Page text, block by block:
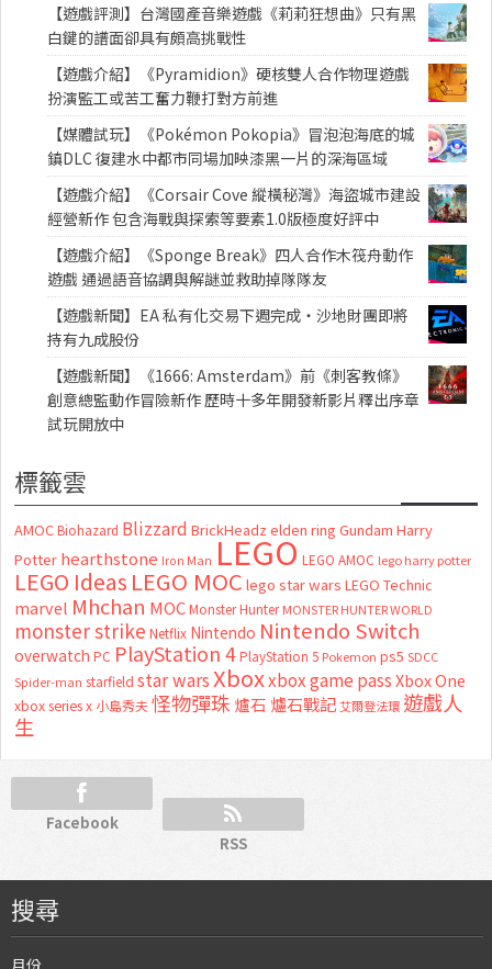
【遊戲評測】台灣國產音樂遊戲《莉莉狂想曲》只有黑
白鍵的譜面卻具有頗高挑戰性
【遊戲介紹】《Pyramidion》硬核雙人合作物理遊戲
扮演監工或苦工奮力鞭打對方前進
【媒體試玩】《Pokémon Pokopia》冒泡泡海底的城
鎮DLC 復建水中都市同場加映漆黑一片的深海區域
【遊戲介紹】《Corsair Cove 縱橫秘灣》海盜城市建設
經營新作 包含海戰與探索等要素1.0版極度好評中
【遊戲介紹】《Sponge Break》四人合作木筏舟動作
遊戲 通過語音協調與解謎並救助掉隊隊友
【遊戲新聞】EA 私有化交易下週完成・沙地財團即將
持有九成股份
【遊戲新聞】《1666: Amsterdam》前《刺客教條》
創意總監動作冒險新作 歷時十多年開發新影片釋出序章
試玩開放中
標籤雲
AMOC Biohazard Blizzard BrickHeadz elden ring Gundam Harry
Potter hearthstone Iron Man LEGO LEGO AMOC lego harry potter
LEGO Ideas LEGO MOC lego star wars LEGO Technic
marvel Mhchan MOC Monster Hunter MONSTER HUNTER WORLD
monster strike Netflix Nintendo Nintendo Switch
overwatch PC PlayStation 4 PlayStation 5 Pokemon ps5 SDCC
Spider-man starfield star wars Xboxxbox game passXbox One
xbox series x 小島秀夫怪物彈珠 爐石 爐石戰記艾爾登法環 遊戲人
生
Facebook
RSS
搜尋
月份